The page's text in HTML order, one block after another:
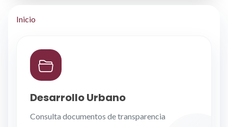
Inicio
Desarrollo Urbano
Consulta documentos de transparencia